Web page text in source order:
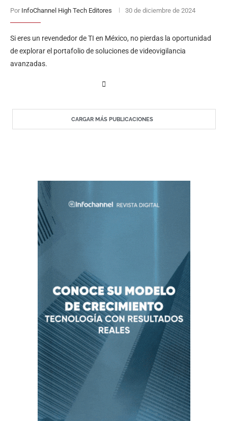
Por InfoChannel High Tech Editores 30 de diciembre de 2024
Si eres un revendedor de TI en México, no pierdas la oportunidad
de explorar el portafolio de soluciones de videovigilancia
avanzadas.
CARGAR MÁS PUBLICACIONES